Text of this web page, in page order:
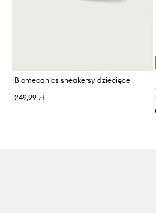
Biomecanics sneakersy dziecięce
249,99 zł